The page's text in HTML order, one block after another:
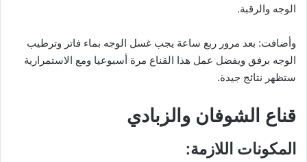
الوجه والرقبة.
وأضافت: بعد مرور ربع ساعة يجب غسل الوجه بماء فاتر وترطيب
الوجه برفق ويفضل عمل هذا القناع مرة أسبوعيا ومع الاستمرارية
ستظهر نتائج جيدة.
قناع الشوفان والزبادي
المكونات اللازمة: